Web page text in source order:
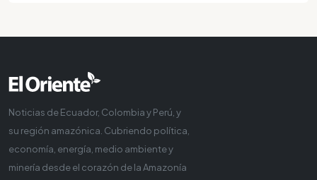
Noticias de Ecuador, Colombia y Perú, y
su región amazónica. Cubriendo política,
economía, energía, medio ambiente y
minería desde el corazón de la Amazonía